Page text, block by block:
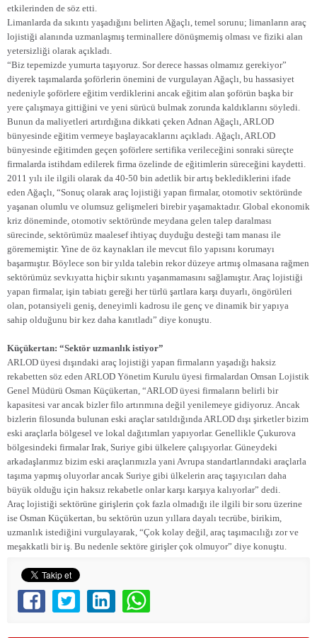
etkilerinden de söz etti.
Limanlarda da sıkıntı yaşadığını belirten Ağaçlı, temel sorunu; limanların araç
lojistiği alanında uzmanlaşmış terminallere dönüşmemiş olması ve fiziki alan
yetersizliği olarak açıkladı.
“Biz tepemizde yumurta taşıyoruz. Sor derece hassas olmamız gerekiyor”
diyerek taşımalarda şoförlerin önemini de vurgulayan Ağaçlı, bu hassasiyet
nedeniyle şoförlere eğitim verdiklerini ancak eğitim alan şoförün başka bir
yere çalışmaya gittiğini ve yeni sürücü bulmak zorunda kaldıklarını söyledi.
Bunun da maliyetleri artırdığına dikkati çeken Adnan Ağaçlı, ARLOD
bünyesinde eğitim vermeye başlayacaklarını açıkladı. Ağaçlı, ARLOD
bünyesinde eğitimden geçen şoförlere sertifika verileceğini sonraki süreçte
firmalarda istihdam edilerek firma özelinde de eğitimlerin süreceğini kaydetti.
2011 yılı ile ilgili olarak da 40-50 bin adetlik bir artış beklediklerini ifade
eden Ağaçlı, “Sonuç olarak araç lojistiği yapan firmalar, otomotiv sektöründe
yaşanan olumlu ve olumsuz gelişmeleri birebir yaşamaktadır. Global ekonomik
kriz döneminde, otomotiv sektöründe meydana gelen talep daralması
sürecinde, sektörümüz maalesef ihtiyaç duyduğu desteği tam manası ile
görememiştir. Yine de öz kaynakları ile mevcut filo yapısını korumayı
başarmıştır. Böylece son bir yılda talebin rekor düzeye artmış olmasana rağmen
sektörümüz sevkıyatta hiçbir sıkıntı yaşanmamasını sağlamıştır. Araç lojistiği
yapan firmalar, işin tabiatı gereği her türlü şartlara karşı duyarlı, öngörüleri
olan, potansiyeli geniş, deneyimli kadrosu ile genç ve dinamik bir yapıya
sahip olduğunu bir kez daha kanıtladı” diye konuştu.
Küçükertan: “Sektör uzmanlık istiyor”
ARLOD üyesi dışındaki araç lojistiği yapan firmaların yaşadığı haksiz
rekabetten söz eden ARLOD Yönetim Kurulu üyesi firmalardan Omsan Lojistik
Genel Müdürü Osman Küçükertan, “ARLOD üyesi firmaların belirli bir
kapasitesi var ancak bizler filo artırımına değil yenilemeye gidiyoruz. Ancak
bizlerin filosunda bulunan eski araçlar satıldığında ARLOD dışı şirketler bizim
eski araçlarla bölgesel ve lokal dağıtımları yapıyorlar. Genellikle Çukurova
bölgesindeki firmalar Irak, Suriye gibi ülkelere çalışıyorlar. Güneydeki
arkadaşlarımız bizim eski araçlarımızla yani Avrupa standartlarındaki araçlarla
taşıma yapmış oluyorlar ancak Suriye gibi ülkelerin araç taşıyıcıları daha
büyük olduğu için haksız rekabetle onlar karşı karşıya kalıyorlar” dedi.
Araç lojistiği sektörüne girişlerin çok fazla olmadığı ile ilgili bir soru üzerine
ise Osman Küçükertan, bu sektörün uzun yıllara dayalı tecrübe, birikim,
uzmanlık istediğini vurgulayarak, “Çok kolay değil, araç taşımacılığı zor ve
meşakkatli bir iş. Bu nedenle sektöre girişler çok olmuyor” diye konuştu.